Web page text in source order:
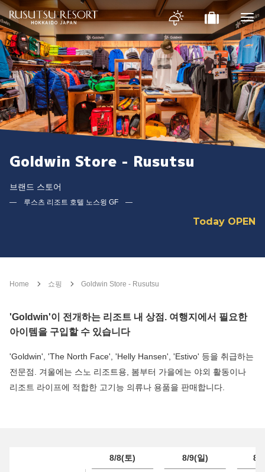
Goldwin Store - Rusutsu
브랜드 스토어
― 루스츠 리조트 호텔 노스윙 GF ―
Today OPEN
Home 쇼핑 Goldwin Store - Rusutsu
'Goldwin'이 전개하는 리조트 내 상점. 여행지에서 필요한
아이템을 구입할 수 있습니다
'Goldwin', 'The North Face', 'Helly Hansen', 'Estivo' 등을 취급하는
전문점. 겨울에는 스노 리조트용, 봄부터 가을에는 야외 활동이나
리조트 라이프에 적합한 고기능 의류나 용품을 판매합니다.
8/8(토) 8/9(일) 8/